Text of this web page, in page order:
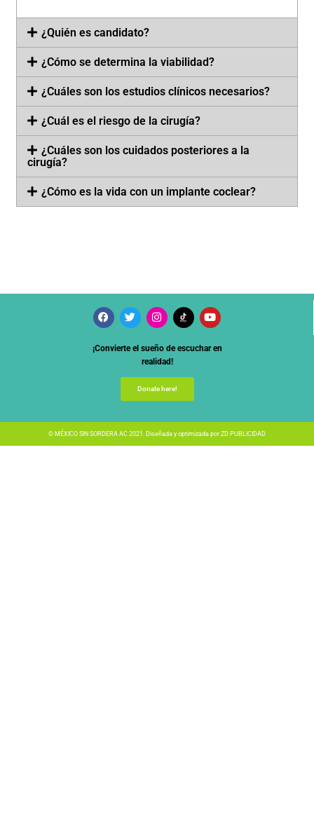
¿Quién es candidato?
¿Cómo se determina la viabilidad?
¿Cuáles son los estudios clínicos necesarios?
¿Cuál es el riesgo de la cirugía?
¿Cuáles son los cuidados posteriores a la
cirugía?
¿Cómo es la vida con un implante coclear?
¡Convierte el sueño de escuchar en
realidad!
Donate here!
© MÉXICO SIN SORDERA AC 2021. Diseñada y optimizada por ZD PUBLICIDAD